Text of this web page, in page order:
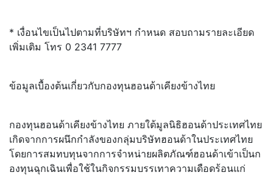
* เงื่อนไขเป็นไปตามที่บริษัทฯ กำหนด สอบถามรายละเอียด
เพิ่มเติม โทร 0 2341 7777
ข้อมูลเบื้องต้นเกี่ยวกับกองทุนฮอนด้าเคียงข้างไทย
กองทุนฮอนด้าเคียงข้างไทย ภายใต้มูลนิธิฮอนด้าประเทศไทย
เกิดจากการผนึกกำลังของกลุ่มบริษัทฮอนด้าในประเทศไทย
โดยการสมทบทุนจากการจำหน่ายผลิตภัณฑ์ฮอนด้าเข้าเป็นก
องทุนฉุกเฉินเพื่อใช้ในกิจกรรมบรรเทาความเดือดร้อนแก่